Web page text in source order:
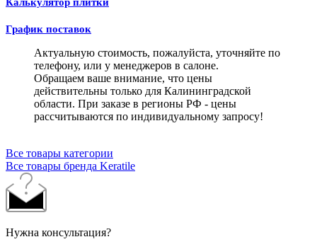
График поставок
Актуальную стоимость, пожалуйста, уточняйте по
телефону, или у менеджеров в салоне.
Обращаем ваше внимание, что цены
действительны только для Калининградской
области. При заказе в регионы РФ - цены
рассчитываются по индивидуальному запросу!
Все товары категории
Все товары бренда Keratile
Нужна консультация?